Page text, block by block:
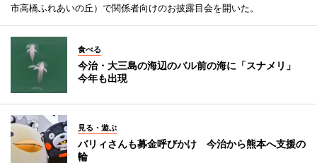
市高橋ふれあいの丘）で関係者向けのお披露目会を開いた。
食べる
今治・大三島の海辺のバル前の海に「スナメリ」
今年も出現
見る・遊ぶ
バリィさんも募金呼びかけ 今治から熊本へ支援の
輪